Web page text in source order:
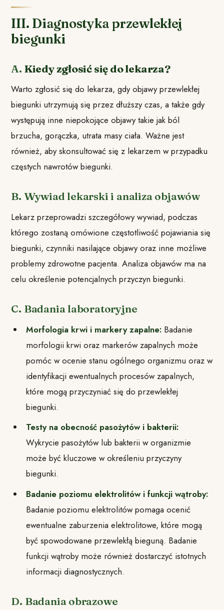
III. Diagnostyka przewlekłej
biegunki
A. Kiedy zgłosić się do lekarza?
Warto zgłosić się do lekarza, gdy objawy przewlekłej
biegunki utrzymują się przez dłuższy czas, a także gdy
występują inne niepokojące objawy takie jak ból
brzucha, gorączka, utrata masy ciała. Ważne jest
również, aby skonsultować się z lekarzem w przypadku
częstych nawrotów biegunki.
B. Wywiad lekarski i analiza objawów
Lekarz przeprowadzi szczegółowy wywiad, podczas
którego zostaną omówione częstotliwość pojawiania się
biegunki, czynniki nasilające objawy oraz inne możliwe
problemy zdrowotne pacjenta. Analiza objawów ma na
celu określenie potencjalnych przyczyn biegunki.
C. Badania laboratoryjne
Morfologia krwi i markery zapalne:Badanie
morfologii krwi oraz markerów zapalnych może
pomóc w ocenie stanu ogólnego organizmu oraz w
identyfikacji ewentualnych procesów zapalnych,
które mogą przyczyniać się do przewlekłej
biegunki.
Testy na obecność pasożytów i bakterii:
Wykrycie pasożytów lub bakterii w organizmie
może być kluczowe w określeniu przyczyny
biegunki.
Badanie poziomu elektrolitów i funkcji wątroby:
Badanie poziomu elektrolitów pomaga ocenić
ewentualne zaburzenia elektrolitowe, które mogą
być spowodowane przewlekłą bieguną. Badanie
funkcji wątroby może również dostarczyć istotnych
informacji diagnostycznych.
D. Badania obrazowe